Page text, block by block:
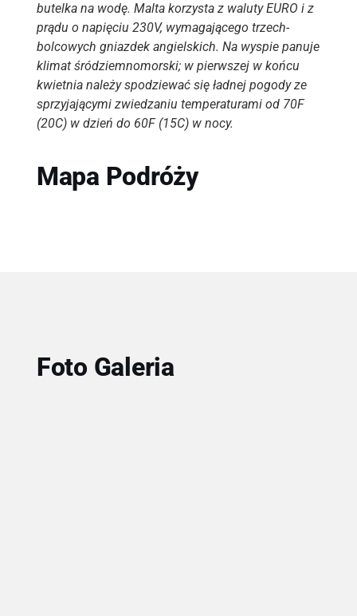
butelka na wodę. Malta korzysta z waluty EURO i z
prądu o napięciu 230V, wymagającego trzech-
bolcowych gniazdek angielskich. Na wyspie panuje
klimat śródziemnomorski; w pierwszej w końcu
kwietnia należy spodziewać się ładnej pogody ze
sprzyjającymi zwiedzaniu temperaturami od 70F
(20C) w dzień do 60F (15C) w nocy.
Mapa Podróży
Foto Galeria